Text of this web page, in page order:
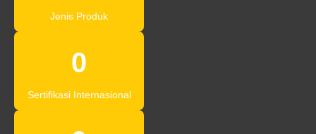
Jenis Produk​
Sertifikasi Internasional​
0